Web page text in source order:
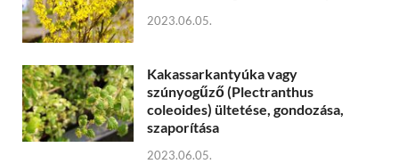
2023.06.05.
Kakassarkantyúka vagy
szúnyogűző (Plectranthus
coleoides) ültetése, gondozása,
szaporítása
2023.06.05.